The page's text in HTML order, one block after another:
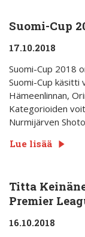
Suomi-Cup
17.10.2018
Suomi-Cup 2018
Suomi-Cup käsitti
Hämeenlinnan,
Kategorioiden
Nurmijärven
Lue lisää
Titta
Premier
16.10.2018